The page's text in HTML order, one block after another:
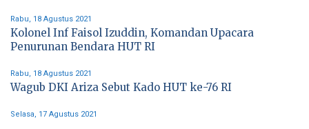
Rabu, 18 Agustus 2021
Kolonel Inf Faisol Izuddin, Komandan Upacara
Penurunan Bendara HUT RI
Rabu, 18 Agustus 2021
Wagub DKI Ariza Sebut Kado HUT ke-76 RI
Selasa, 17 Agustus 2021